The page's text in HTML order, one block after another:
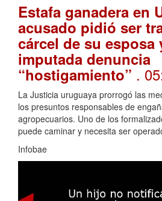
Estafa ganadera en
acusado pidió ser
cárcel de su esposa
imputada denuncia
“hostigamiento” .
La Justicia uruguaya prorrogó las
los presuntos responsables de
agropecuarios. Uno de los
puede caminar y necesita ser
Infobae